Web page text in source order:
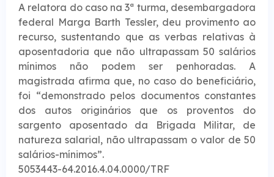
A relatora do caso na 3ª turma, desembargadora
federal Marga Barth Tessler, deu provimento ao
recurso, sustentando que as verbas relativas à
aposentadoria que não ultrapassam 50 salários
mínimos não podem ser penhoradas. A
magistrada afirma que, no caso do beneficiário,
foi “demonstrado pelos documentos constantes
dos autos originários que os proventos do
sargento aposentado da Brigada Militar, de
natureza salarial, não ultrapassam o valor de 50
salários-mínimos”.
5053443-64.2016.4.04.0000/TRF